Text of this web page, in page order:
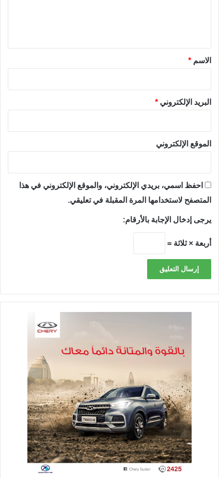
*الاسم *
البريد الإلكتروني *
الموقع الإلكتروني
احفظ اسمي، بريدي الإلكتروني، والموقع الإلكتروني في هذا
المتصفح لاستخدامها المرة المقبلة في تعليقي.
يرجى إدخال الإجابة بالأرقام:
أربعة × ثلاثة =